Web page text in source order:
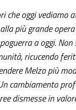
che oggi
più grande
a oggi.
ricucendo
Melzo più
cambiamento
dismesse in